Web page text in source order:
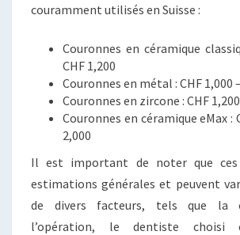
couramment utilisés en Suisse :
Couronnes en céramique
CHF 1,200
Couronnes en métal : CHF 1,000
Couronnes en zircone : CHF
Couronnes en céramique eMax :
2,000
Il est important de noter que
estimations générales et peuvent
de divers facteurs, tels que la
l’opération, le dentiste